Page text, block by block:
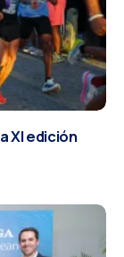
XI edición